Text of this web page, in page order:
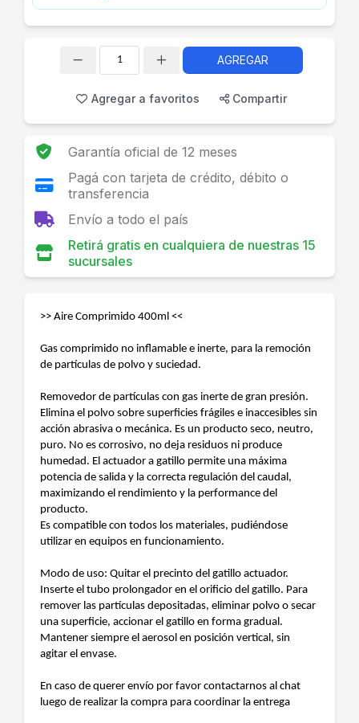
AGREGAR
Agregar a favoritos Compartir
Garantía oficial de 12 meses
Pagá con tarjeta de crédito, débito o
transferencia
Envío a todo el país
Retirá gratis en cualquiera de nuestras 15
sucursales
>> Aire Comprimido 400ml <<
Gas comprimido no inflamable e inerte, para la remoción
de partículas de polvo y suciedad.
Removedor de partículas con gas inerte de gran presión.
Elimina el polvo sobre superficies frágiles e inaccesibles sin
acción abrasiva o mecánica. Es un producto seco, neutro,
puro. No es corrosivo, no deja residuos ni produce
humedad. El actuador a gatillo permite una máxima
potencia de salida y la correcta regulación del caudal,
maximizando el rendimiento y la performance del
producto.
Es compatible con todos los materiales, pudiéndose
utilizar en equipos en funcionamiento.
Modo de uso: Quitar el precinto del gatillo actuador.
Inserte el tubo prolongador en el orificio del gatillo. Para
remover las partículas depositadas, eliminar polvo o secar
una superficie, accionar el gatillo en forma gradual.
Mantener siempre el aerosol en posición vertical, sin
agitar el envase.
En caso de querer envío por favor contactarnos al chat
luego de realizar la compra para coordinar la entrega